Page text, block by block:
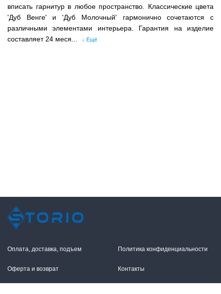
вписать гарнитур в любое пространство. Классические цвета
'Дуб Венге' и 'Дуб Молочный' гармонично сочетаются с
различными элементами интерьера. Гарантия на изделие
составляет 24 меся...
↓ Ещё
Оплата, доставка, подъем
Оферта и возврат
Политика конфиденциальности
Контакты